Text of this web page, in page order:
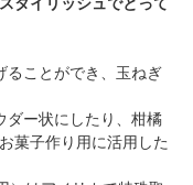
ることができ、玉ねぎ
ダー状にしたり、柑橘
菓子作り用に活用した